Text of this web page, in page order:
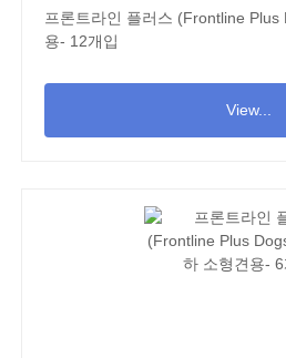
프론트라인 플러스 (Frontline Plus
용- 12개입
View...